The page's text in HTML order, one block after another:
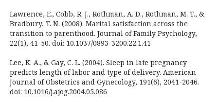
Lawrence, E., Cobb, R. J., Rothman, A. D., Rothman, M. T., &
Bradbury, T. N. (2008). Marital satisfaction across the
transition to parenthood. Journal of Family Psychology,
22(1), 41-50. doi: 10.1037/0893-3200.22.1.41
Lee, K. A., & Gay, C. L. (2004). Sleep in late pregnancy
predicts length of labor and type of delivery. American
Journal of Obstetrics and Gynecology, 191(6), 2041-2046.
doi: 10.1016/j.ajog.2004.05.086